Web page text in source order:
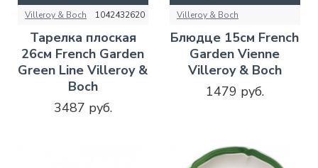
Villeroy & Boch 1042432620
Тарелка плоская
26см French Garden
Green Line Villeroy &
Boch
3487 руб.
Villeroy & Boch
Блюдце 15см French
Garden Vienne
Villeroy & Boch
1479 руб.